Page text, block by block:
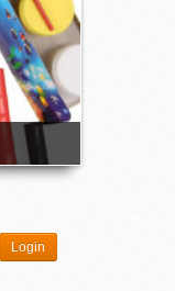
Login